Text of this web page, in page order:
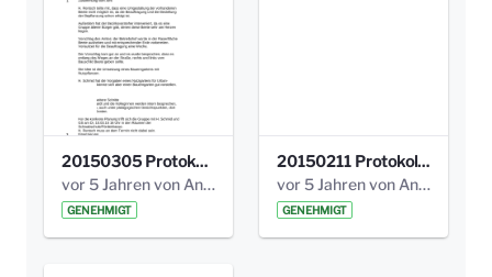
20150305 Protokoll Bismarckplatz _UrbanG_01.pdf
vor 5 Jahren von Anni Schlumberger
GENEHMIGT
20150211 Protokoll Bismarckplatz_Jugend_02b.pdf
vor 5 Jahren von Anni Schlumberger
GENEHMIGT